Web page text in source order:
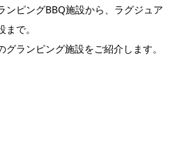
ンピングBBQ施設から、ラグジュア
で。
ランピング施設をご紹介します。